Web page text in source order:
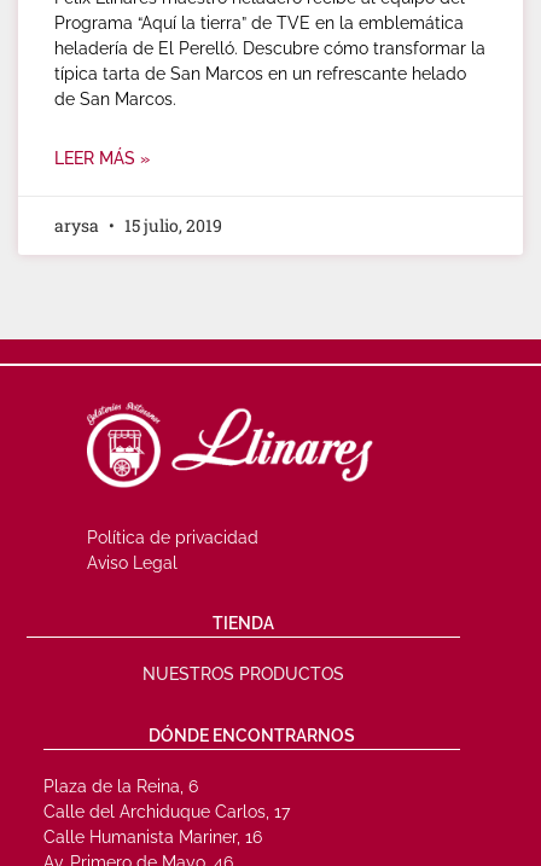
Programa “Aquí la tierra” de TVE en la emblemática
heladería de El Perelló. Descubre cómo transformar la
típica tarta de San Marcos en un refrescante helado
de San Marcos.
LEER MÁS »
arysa 15 julio, 2019
Política de privacidad
Aviso Legal
TIENDA
NUESTROS PRODUCTOS
DÓNDE ENCONTRARNOS
Plaza de la Reina, 6
Calle del Archiduque Carlos, 17
Calle Humanista Mariner, 16
Av. Primero de Mayo, 46